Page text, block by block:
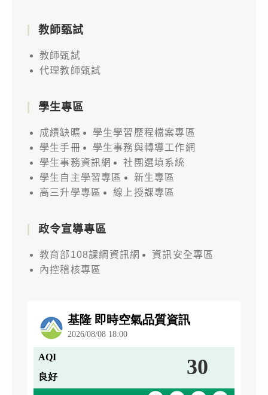
教師甄試
教師甄試
代理教師甄試
學生專區
成績缺曠
學生學習歷程檔案專區
學生手冊
學生事務與轉導工作網
學生事務資訊網
社團選填系統
學生自主學習專區
新生專區
高三升學專區
線上授課專區
政令宣導專區
教育部108課綱資訊網
資訊安全專區
內控稽核專區